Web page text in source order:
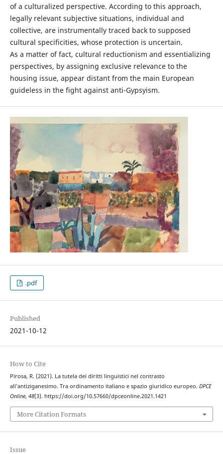
of a culturalized perspective. According to this approach,
legally relevant subjective situations, individual and
collective, are instrumentally traced back to supposed
cultural specificities, whose protection is uncertain.
As a matter of fact, cultural reductionism and essentializing
perspectives, by assigning exclusive relevance to the
housing issue, appear distant from the main European
guideless in the fight against anti-Gypsyism.
.pdf
Published
2021-10-12
How to Cite
Pirosa, R. (2021). La tutela dei diritti linguistici nel contrasto
all’antiziganesimo. Tra ordinamento italiano e spazio giuridico europeo. DPCE
Online, 48(3). https://doi.org/10.57660/dpceonline.2021.1421
More Citation Formats
Issue